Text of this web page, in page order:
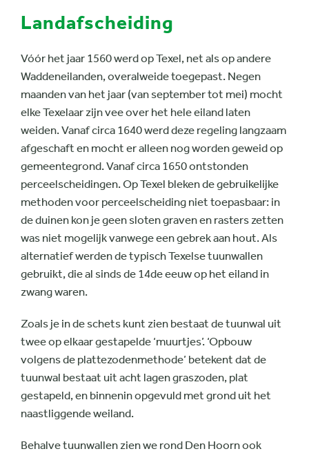
Landafscheiding
Vóór het jaar 1560 werd op Texel, net als op andere
Waddeneilanden, overalweide toegepast. Negen
maanden van het jaar (van september tot mei) mocht
elke Texelaar zijn vee over het hele eiland laten
weiden. Vanaf circa 1640 werd deze regeling langzaam
afgeschaft en mocht er alleen nog worden geweid op
gemeentegrond. Vanaf circa 1650 ontstonden
perceelscheidingen. Op Texel bleken de gebruikelijke
methoden voor perceelscheiding niet toepasbaar: in
de duinen kon je geen sloten graven en rasters zetten
was niet mogelijk vanwege een gebrek aan hout. Als
alternatief werden de typisch Texelse tuunwallen
gebruikt, die al sinds de 14de eeuw op het eiland in
zwang waren.
Zoals je in de schets kunt zien bestaat de tuunwal uit
twee op elkaar gestapelde ‘muurtjes’. ‘Opbouw
volgens de plattezodenmethode’ betekent dat de
tuunwal bestaat uit acht lagen graszoden, plat
gestapeld, en binnenin opgevuld met grond uit het
naastliggende weiland.
Behalve tuunwallen zien we rond Den Hoorn ook